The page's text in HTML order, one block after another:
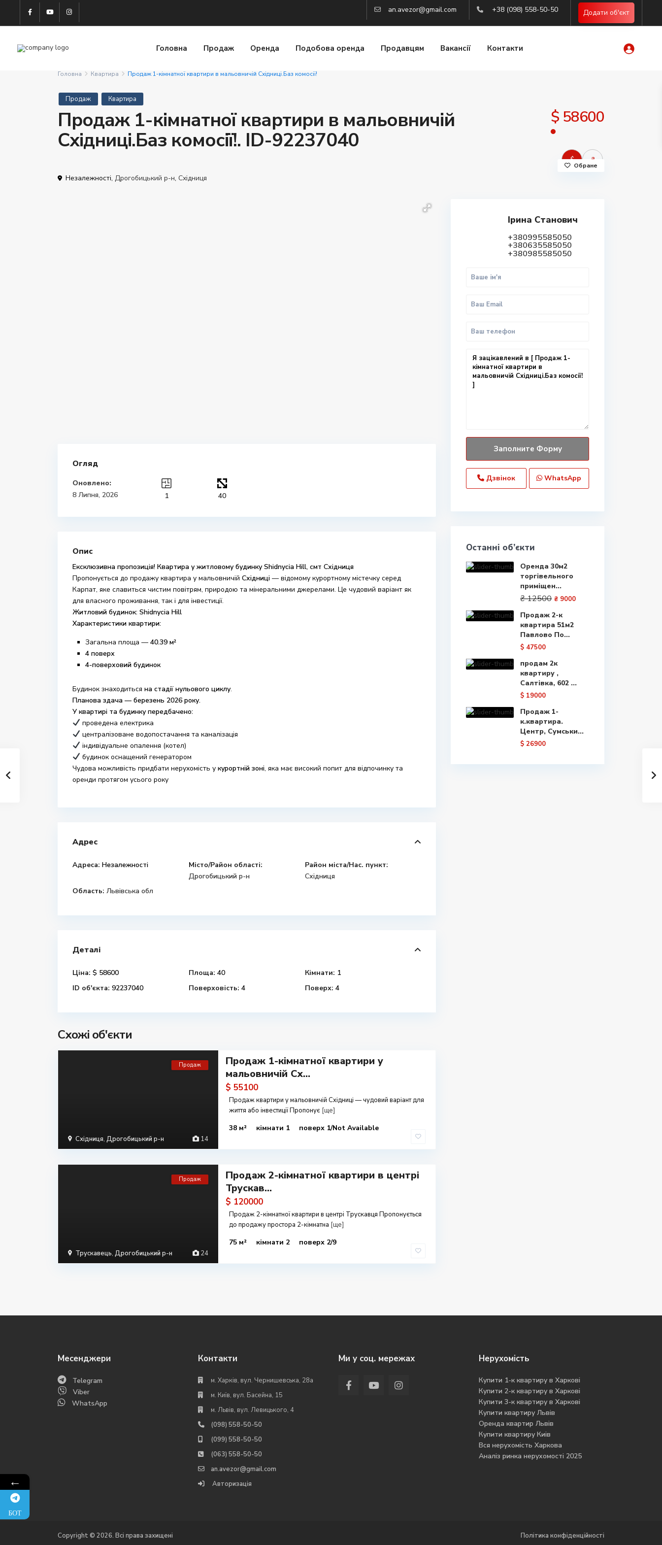
an.avezor@gmail.com +38 (098) 558-50-50 Додати об'єкт
Головна Продаж Оренда Подобова оренда Продавцям Вакансії Контакти
Головна Квартира Продаж 1-кімнатної квартири в мальовничій Східниці.Баз комосії!
Продаж Квартира
Продаж 1-кімнатної квартири в мальовничій
Східниці.Баз комосії!. ID-92237040
$ 58600
$ ₴
Незалежності, Дрогобицький р-н, Східниця
Обране
Огляд
Оновлено:
8 Липня, 2026
1 40
Опис
Ексклюзивна пропозиція! Квартира у житловому будинку Shidnycia Hill, смт Східниця
Пропонується до продажу квартира у мальовничій Східниці — відомому курортному містечку серед
Карпат, яке славиться чистим повітрям, природою та мінеральними джерелами. Це чудовий варіант як
для власного проживання, так і для інвестиції.
Житловий будинок: Shidnycia Hill
Характеристики квартири:
Загальна площа — 40.39 м²
4 поверх
4-поверховий будинок
Будинок знаходиться на стадії нульового циклу.
Планова здача — березень 2026 року.
У квартирі та будинку передбачено:
проведена електрика
централізоване водопостачання та каналізація
індивідуальне опалення (котел)
будинок оснащений генератором
Чудова можливість придбати нерухомість у курортній зоні, яка має високий попит для відпочинку та
оренди протягом усього року
Адрес
Адреса: Незалежності
Місто/Район області:
Дрогобицький р-н
Район міста/Нас. пункт:
Східниця
Область: Львівська обл
Деталі
Ціна: $ 58600 Площа: 40 Кімнати: 1
ID об'єкта: 92237040 Поверховість: 4 Поверх: 4
Схожі об'єкти
14
Східниця, Дрогобицький р-н
Продаж
Продаж 1-кімнатної квартири у
мальовничій Сх...
$ 55100
Продаж квартири у мальовничій Східниці — чудовий варіант для
життя або інвестиції Пропонує [ще]
38 м² кімнати 1 поверх 1/Not Available
24
Трускавець, Дрогобицький р-н
Продаж
Продаж 2-кімнатної квартири в центрі
Трускав...
$ 120000
Продаж 2-кімнатної квартири в центрі Трускавця Пропонується
до продажу простора 2-кімнатна [ще]
75 м² кімнати 2 поверх 2/9
Ірина Станович
+380995585050
+380635585050
+380985585050
Дзвінок WhatsApp
Останні об’єкти
Оренда 30м2
торгівельного
приміщен...
₴ 12500 ₴ 9000
Продаж 2-к
квартира 51м2
Павлово По...
$ 47500
продам 2к
квартиру ,
Салтівка, 602 ...
$ 19000
Продаж 1-
к.квартира.
Центр, Сумськи...
$ 26900
Месенджери
Telegram
Viber
WhatsApp
Контакти
м. Харків, вул. Чернишевська, 28а
м. Київ, вул. Басейна, 15
м. Львів, вул. Левицького, 4
(098) 558-50-50
(099) 558-50-50
(063) 558-50-50
an.avezor@gmail.com
Авторизація
Ми у соц. мережах Нерухомість
Купити 1-к квартиру в Харкові
Купити 2-к квартиру в Харкові
Купити 3-к квартиру в Харкові
Купити квартиру Львів
Оренда квартир Львів
Купити квартиру Киів
Вся нерухомість Харкова
Аналіз ринка нерухомості 2025
Copyright © 2026. Всі права захищені Політика конфіденційності
←
БОТ